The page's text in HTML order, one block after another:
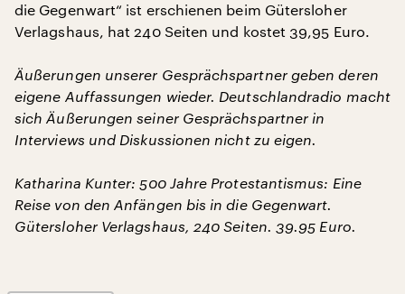
die Gegenwart“ ist erschienen beim Gütersloher
Verlagshaus, hat 240 Seiten und kostet 39,95 Euro.
Äußerungen unserer Gesprächspartner geben deren
eigene Auffassungen wieder. Deutschlandradio macht
sich Äußerungen seiner Gesprächspartner in
Interviews und Diskussionen nicht zu eigen.
Katharina Kunter: 500 Jahre Protestantismus: Eine
Reise von den Anfängen bis in die Gegenwart.
Gütersloher Verlagshaus, 240 Seiten. 39.95 Euro.